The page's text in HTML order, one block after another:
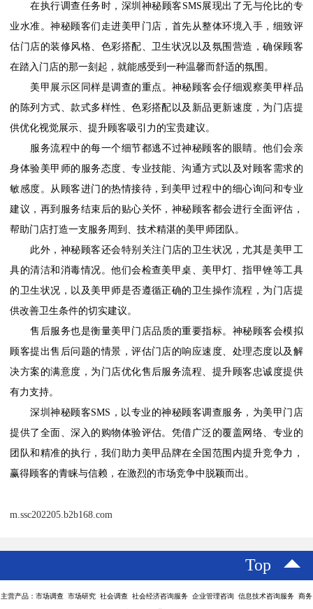
在执行调查任务时，深圳神秘顾客 SMS展现出了无与伦比的专
业水准。神秘顾客们走进美甲门店，首先从整体环境入手，细致评
估门店的装修风格、色彩搭配、卫生状况以及氛围营造，确保顾客
在踏入门店的那一刻起，就能感受到一种温馨而舒适的氛围。
美甲展示区同样是调查的重点。神秘顾客会仔细观察美甲样品
的陈列方式、款式多样性、色彩搭配以及新品更新速度，为门店提
供优化视觉展示、提升顾客吸引力的宝贵建议。
服务流程中的每一个细节都逃不过神秘顾客的眼睛。他们会亲
身体验美甲师的服务态度、专业技能、沟通方式以及对顾客需求的
敏感度。从顾客进门的热情接待，到美甲过程中的细心询问和专业
建议，再到服务结束后的贴心关怀，神秘顾客都会进行全面评估，
帮助门店打造一支服务周到、技术精湛的美甲师团队。
此外，神秘顾客还会特别关注门店的卫生状况，尤其是美甲工
具的清洁和消毒情况。他们会检查美甲桌、美甲灯、指甲锉等工具
的卫生状况，以及美甲师是否遵循正确的卫生操作流程，为门店提
供改善卫生条件的切实建议。
售后服务也是衡量美甲门店品质的重要指标。神秘顾客会模拟
顾客提出售后问题的情景，评估门店的响应速度、处理态度以及解
决方案的满意度，为门店优化售后服务流程、提升顾客忠诚度提供
有力支持。
深圳神秘顾客SMS，以专业的神秘顾客调查服务，为美甲门店
提供了全面、深入的购物体验评估。凭借广泛的覆盖网络、专业的
团队和精准的执行，我们助力美甲品牌在全国范围内提升竞争力，
赢得顾客的青睐与信赖，在激烈的市场竞争中脱颖而出。
m.ssc202205.b2b168.com
Top
主营产品：市场调查 市场研究 社会调查 社会经济咨询服务 企业管理咨询 信息技术咨询服务 商务